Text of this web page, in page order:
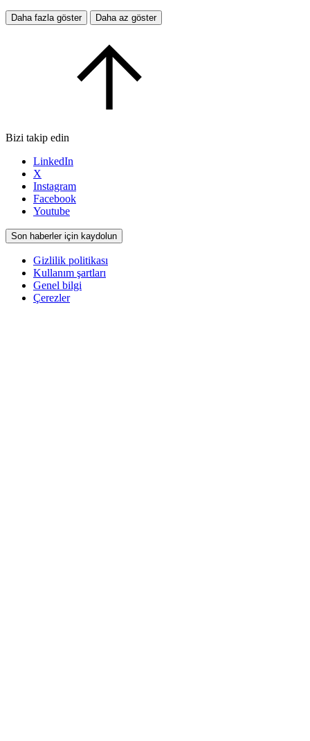
Daha fazla göster Daha az göster
Bizi takip edin
LinkedIn
X
Instagram
Facebook
Youtube
Son haberler için kaydolun
Gizlilik politikası
Kullanım şartları
Genel bilgi
Çerezler